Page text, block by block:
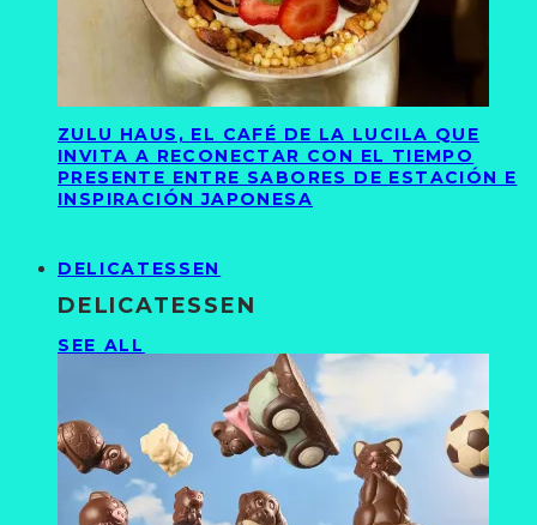
ZULU HAUS, EL CAFÉ DE LA LUCILA QUE
INVITA A RECONECTAR CON EL TIEMPO
PRESENTE ENTRE SABORES DE ESTACIÓN E
INSPIRACIÓN JAPONESA
DELICATESSEN
DELICATESSEN
SEE ALL